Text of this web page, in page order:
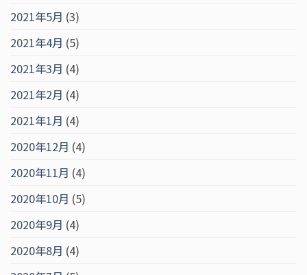
2021年5月 (3)
2021年4月 (5)
2021年3月 (4)
2021年2月 (4)
2021年1月 (4)
2020年12月 (4)
2020年11月 (4)
2020年10月 (5)
2020年9月 (4)
2020年8月 (4)